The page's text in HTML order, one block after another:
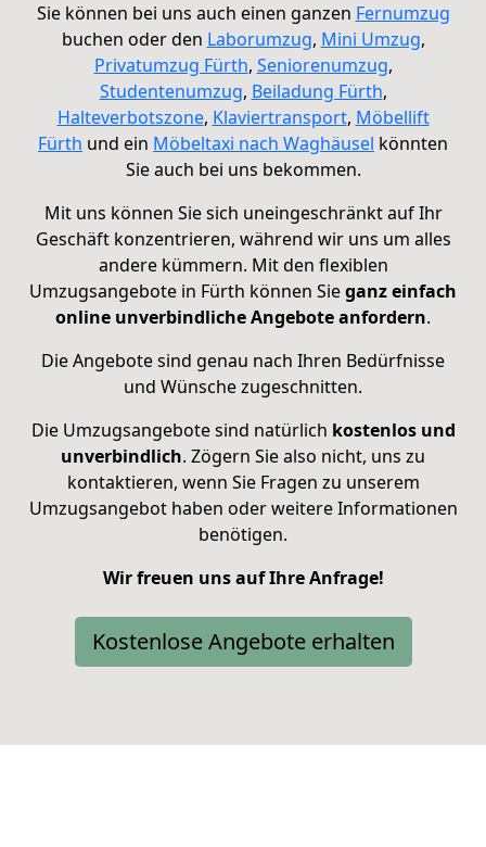
Sie können bei uns auch einen ganzen Fernumzug
buchen oder den Laborumzug, Mini Umzug,
Privatumzug Fürth, Seniorenumzug,
Studentenumzug, Beiladung Fürth,
Halteverbotszone, Klaviertransport, Möbellift
Fürth und ein Möbeltaxi nach Waghäusel könnten
Sie auch bei uns bekommen.
Mit uns können Sie sich uneingeschränkt auf Ihr
Geschäft konzentrieren, während wir uns um alles
andere kümmern. Mit den flexiblen
Umzugsangebote in Fürth können Sieganz einfach
online unverbindliche Angebote anfordern.
Die Angebote sind genau nach Ihren Bedürfnisse
und Wünsche zugeschnitten.
Die Umzugsangebote sind natürlich kostenlos und
unverbindlich. Zögern Sie also nicht, uns zu
kontaktieren, wenn Sie Fragen zu unserem
Umzugsangebot haben oder weitere Informationen
benötigen.
Wir freuen uns auf Ihre Anfrage!
Kostenlose Angebote erhalten